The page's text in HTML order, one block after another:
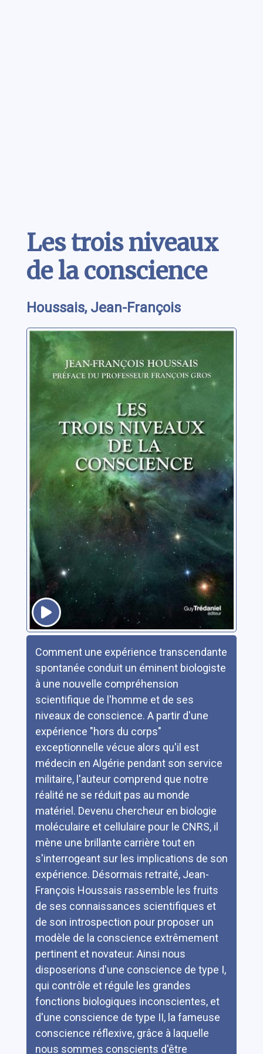
Les trois niveaux
de la conscience
Houssais, Jean-François
Comment une expérience transcendante
spontanée conduit un éminent biologiste
à une nouvelle compréhension
scientifique de l'homme et de ses
niveaux de conscience. A partir d'une
expérience "hors du corps"
exceptionnelle vécue alors qu'il est
médecin en Algérie pendant son service
militaire, l'auteur comprend que notre
réalité ne se réduit pas au monde
matériel. Devenu chercheur en biologie
moléculaire et cellulaire pour le CNRS, il
mène une brillante carrière tout en
s'interrogeant sur les implications de son
expérience. Désormais retraité, Jean-
François Houssais rassemble les fruits
de ses connaissances scientifiques et
de son introspection pour proposer un
modèle de la conscience extrêmement
pertinent et novateur. Ainsi nous
disposerions d'une conscience de type I,
qui contrôle et régule les grandes
fonctions biologiques inconscientes, et
d'une conscience de type II, la fameuse
conscience réflexive, grâce à laquelle
nous sommes conscients d'être